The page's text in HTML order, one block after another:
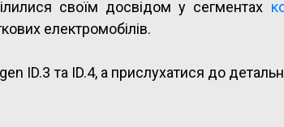
своїм досвідом у сегментах
електромобілів.
ID.3 та ID.4, а прислухатися до